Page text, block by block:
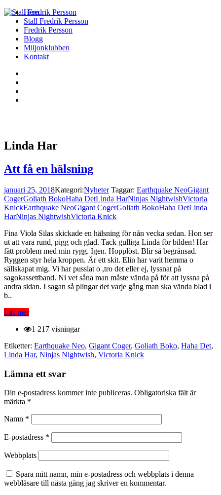
Hem
Stall Fredrik Persson
Fredrik Persson
Blogg
Miljonklubben
Kontakt
Linda Har
Att få en hälsning
januari 25, 2018Kategori:Nyheter Taggar: Earthquake NeoGigant
CogerGoliath BokoHaha DetLinda HarNinjas NightwishVictoria
KnickEarthquake NeoGigant CogerGoliath BokoHaha DetLinda
HarNinjas NightwishVictoria Knick
Fina Viola Silas skickade en hälsning för nån vecka sedan. Hon ser
ut att vara rund, pigg och glad. Tack gulliga Linda för bilden! Har
fått problem med min rygg. Igen. Hopplöst. Blir så begränsad.
Ryggen styr hela kroppen. Är ett skit. Elin har varit hemma o
sällskapat mig. Vi har pusslat o ,tro det eller ej, lyssnat på
sagokassettband. Ni vet såna man måste vända på för att lyssna på
andra sidan. I sagan så plingar det varje gång man ska vända blad i
b..
Läs mer
1 217 visningar
Etiketter: Earthquake Neo, Gigant Coger, Goliath Boko, Haha Det,
Linda Har, Ninjas Nightwish, Victoria Knick
Lämna ett svar
Din e-postadress kommer inte publiceras. Obligatoriska fält är
märkta *
Namn *
E-postadress *
Webbplats
Spara mitt namn, min e-postadress och webbplats i denna
webbläsare till nästa gång jag skriver en kommentar.